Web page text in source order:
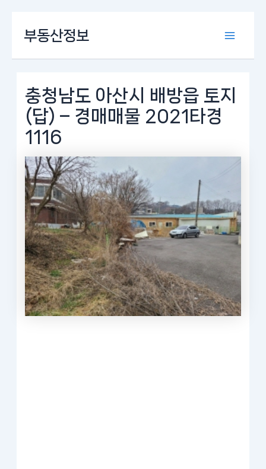
로
부동산정보
충청남도 아산시 배방읍 토지
(답) – 경매매물 2021타경
1116